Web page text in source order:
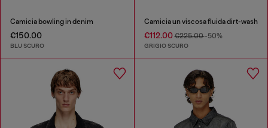
Camicia bowling in denim
€150.00
BLU SCURO
Camicia un viscosa fluida dirt-wash
€112.00€225.00-50%
GRIGIO SCURO